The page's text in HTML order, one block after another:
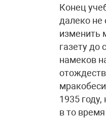
Конец
далеко не
изменить
газету до
намеков
1935
в то